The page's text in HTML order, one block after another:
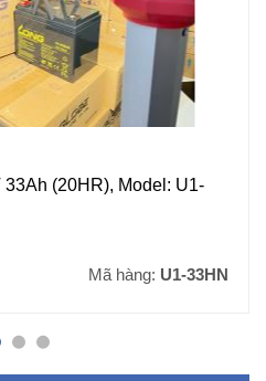
(20HR), Model: U1-
Mã hàng: U1-33HN